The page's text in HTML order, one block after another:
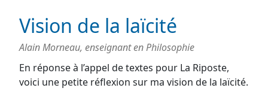
Vision de la laïcité
Alain Morneau, enseignant en Philosophie
En réponse à l’appel de textes pour La Riposte,
voici une petite réflexion sur ma vision de la laïcité.